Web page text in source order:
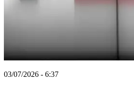
03/07/2026 - 6:37